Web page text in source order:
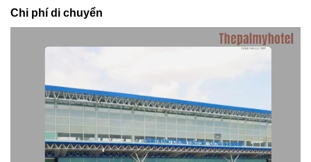
Chi phí di chuyển